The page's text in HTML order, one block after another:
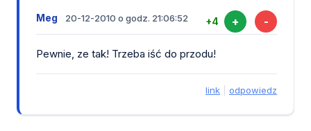
Meg 20-12-2010 o godz. 21:06:52 +4 + -
Pewnie, ze tak! Trzeba iść do przodu!
link odpowiedz